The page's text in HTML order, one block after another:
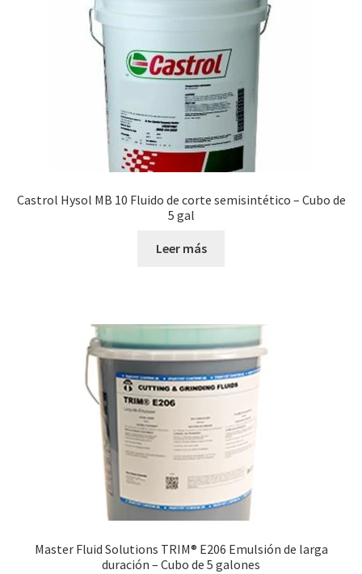
Castrol Hysol MB 10 Fluido de corte semisintético – Cubo de
5 gal
Leer más
Master Fluid Solutions TRIM® E206 Emulsión de larga
duración – Cubo de 5 galones